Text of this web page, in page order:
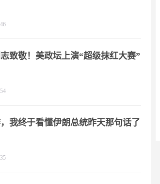
致敬！美政坛上演“超级抹红大赛”
我终于看懂伊朗总统昨天那句话了